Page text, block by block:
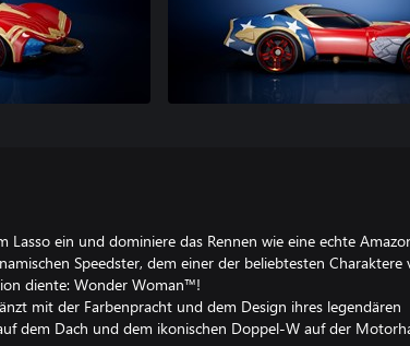
Lasso ein und dominiere das Rennen wie eine echte
Speedster, dem einer der beliebtesten Charaktere
diente: Wonder Woman™!
mit der Farbenpracht und dem Design ihres legendären
dem Dach und dem ikonischen Doppel-W auf der